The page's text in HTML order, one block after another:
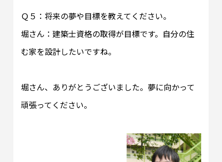
Ｑ５：将来の夢や目標を教えてください。
堀さん：建築士資格の取得が目標です。自分の住
む家を設計したいですね。
堀さん、ありがとうございました。夢に向かって
頑張ってください。